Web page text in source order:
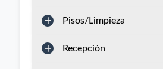
Pisos/Limpieza
Recepción